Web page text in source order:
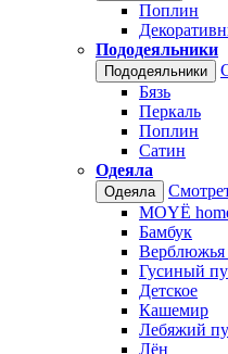
Поплин
Пододеяльники
Пододеяльники
Бязь
Перкаль
Поплин
Сатин
Одеяла
Одеяла
MOYЁ
Бамбук
Верблюжья
Гусиный
Детское
Кашемир
Лебяжий
Лён